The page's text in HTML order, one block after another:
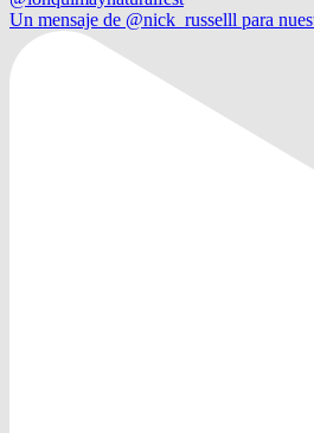
Un mensaje de @nick_russelll para